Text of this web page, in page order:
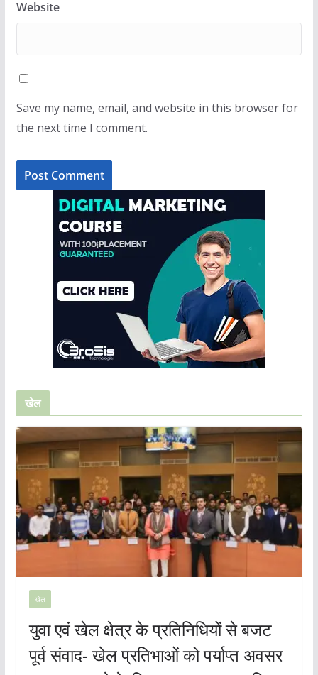
Website
Save my name, email, and website in this browser for
the next time I comment.
खेल
खेल
युवा एवं खेल क्षेत्र के प्रतिनिधियों से बजट
पूर्व संवाद- खेल प्रतिभाओं को पर्याप्त अवसर